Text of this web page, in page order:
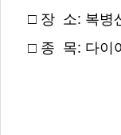
□ 장 소: 복병
□ 종 목: 다이